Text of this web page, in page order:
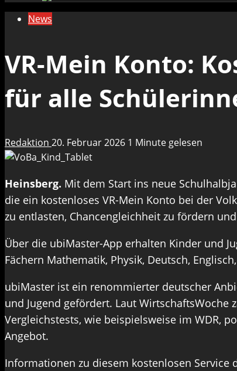
News
VR-Mein Konto:
für alle
Redaktion 20. Februar 2026 1 Minute gelesen
Heinsberg. Mit dem Start ins neue
die ein kostenloses VR-Mein Konto bei der
zu entlasten, Chancengleichheit zu fördern
Über die ubiMaster-App erhalten Kinder und
Fächern Mathematik, Physik, Deutsch,
ubiMaster ist ein renommierter deutscher
und Jugend gefördert. Laut
Vergleichstests, wie beispielsweise im WDR,
Angebot.
Informationen zu diesem kostenlosen